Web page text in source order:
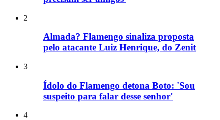
2
Almada? Flamengo sinaliza proposta
pelo atacante Luiz Henrique, do Zenit
3
Ídolo do Flamengo detona Boto: 'Sou
suspeito para falar desse senhor'
4